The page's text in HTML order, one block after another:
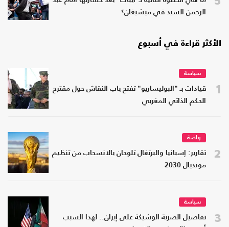
الرحمن السيد في ميشيغان؟
الأكثر قراءة في أسبوع
1
سياسة
قيادات بـ "البوليساريو" تفتح باب النقاش حول مقترح
الحكم الذاتي المغربي
2
رياضة
تقارير: إسبانيا والبرتغال تلوحان بالانسحاب من تنظيم
مونديال 2030
3
سياسة
تفاصيل الضربة الوشيكة على إيران.. لهذا السبب